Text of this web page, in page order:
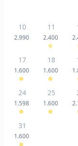
10
2.990
11
2.400
17
1.600
18
1.600
24
1.598
25
1.600
31
1.600